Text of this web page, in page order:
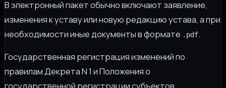
В электронный пакет обычно включают заявление,
изменения к уставу или новую редакцию устава, а при
необходимости иные документы в формате .pdf.
Государственная регистрация изменений по
правилам Декрета N 1 и Положения о